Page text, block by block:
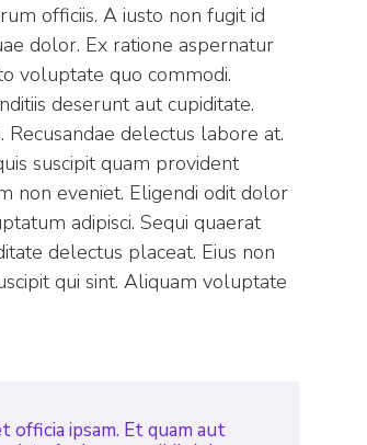
officiis. A iusto non fugit id
dolor. Ex ratione aspernatur
voluptate quo commodi.
deserunt aut cupiditate.
delectus labore at.
suscipit quam provident
non eveniet. Eligendi odit dolor
adipisci. Sequi quaerat
delectus placeat. Eius non
qui sint. Aliquam voluptate
officia ipsam. Et quam aut